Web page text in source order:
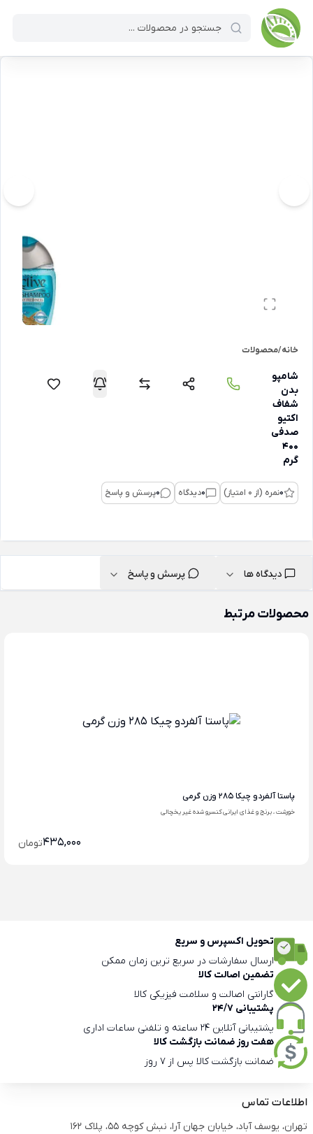
خانه/محصولات
شامپو
بدن
شفاف
اکتیو
صدفی
400
گرم
0نمره (از 0 امتیاز) 0دیدگاه 0پرسش و پاسخ
دیدگاه ها پرسش و پاسخ
محصولات مرتبط
پاستا آلفردو چیکا 285 وزن گرمی
خورشت ، برنج و غذای ایرانی کنسرو شده غیر یخچالی
435,000تومان
تحویل اکسپرس و سریع
ارسال سفارشات در سریع ترین زمان ممکن
تضمین اصالت کالا
گارانتی اصالت و سلامت فیزیکی کالا
پشتیبانی 24/7
پشتیبانی آنلاین 24 ساعته و تلفنی ساعات اداری
هفت روز ضمانت بازگشت کالا
ضمانت بازگشت کالا پس از 7 روز
اطلاعات تماس
تهران، یوسف آباد، خیابان جهان آرا، نبش کوچه 55، پلاک 162